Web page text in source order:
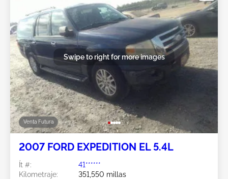
Venta Futura
Swipe to right for more images
2007 FORD EXPEDITION EL 5.4L
Ít #:
41******
Kilometraje:
351,550 millas